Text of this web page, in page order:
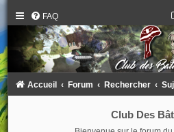
FAQ
Accueil Forum Rechercher
Club Des